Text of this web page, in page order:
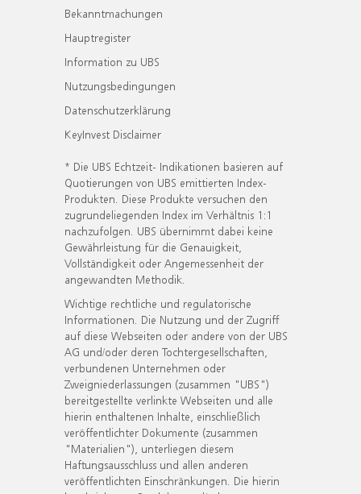
Bekanntmachungen
Hauptregister
Information zu UBS
Nutzungsbedingungen
Datenschutzerklärung
KeyInvest Disclaimer
* Die UBS Echtzeit- Indikationen basieren auf
Quotierungen von UBS emittierten Index-
Produkten. Diese Produkte versuchen den
zugrundeliegenden Index im Verhältnis 1:1
nachzufolgen. UBS übernimmt dabei keine
Gewährleistung für die Genauigkeit,
Vollständigkeit oder Angemessenheit der
angewandten Methodik.
Wichtige rechtliche und regulatorische
Informationen. Die Nutzung und der Zugriff
auf diese Webseiten oder andere von der UBS
AG und/oder deren Tochtergesellschaften,
verbundenen Unternehmen oder
Zweigniederlassungen (zusammen "UBS")
bereitgestellte verlinkte Webseiten und alle
hierin enthaltenen Inhalte, einschließlich
veröffentlichter Dokumente (zusammen
"Materialien"), unterliegen diesem
Haftungsausschluss und allen anderen
veröffentlichten Einschränkungen. Die hierin